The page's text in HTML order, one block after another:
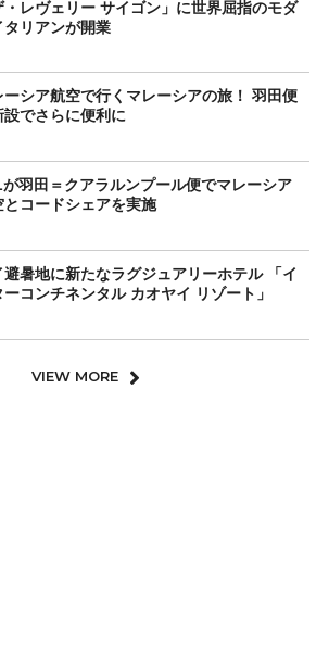
・レヴェリー サイゴン」に世界屈指のモダ
タリアンが開業
ーシア航空で行くマレーシアの旅！ 羽田便
設でさらに便利に
羽田＝クアラルンプール便でマレーシア
とコードシェアを実施
避暑地に新たなラグジュアリーホテル 「イ
ーコンチネンタル カオヤイ リゾート」
VIEW MORE